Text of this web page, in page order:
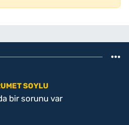
SOYLU
bir sorunu var